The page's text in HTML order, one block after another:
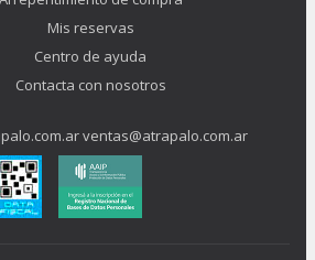
Mis reservas
Centro de ayuda
Contacta con nosotros
ventas@atrapalo.com.ar